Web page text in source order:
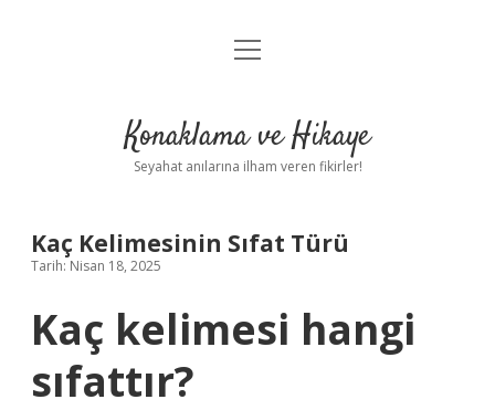
Anasayfa
Yasal Uyarı
menüyü
Konaklama ve Hikaye
Seyahat anılarına ilham veren fikirler!
Kaç Kelimesinin Sıfat Türü
Tarih: Nisan 18, 2025
Kaç kelimesi hangi
sıfattır?